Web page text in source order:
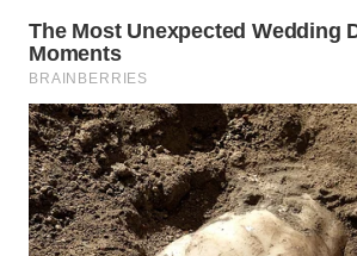
WN
BENGKULU
WN
LAMPUNG
WN
JATENG